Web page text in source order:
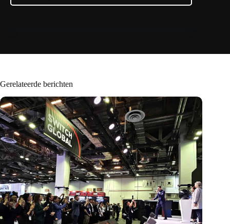
Gerelateerde berichten